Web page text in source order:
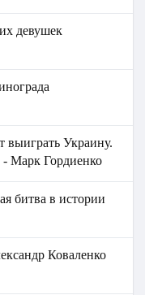
девушек
выиграть Украину.
- Марк Гордиенко
битва в истории
Коваленко